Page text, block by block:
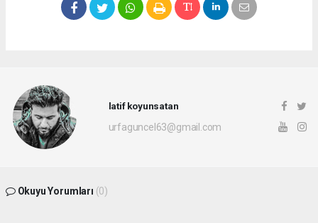
latif koyunsatan
urfaguncel63@gmail.com
Okuyu Yorumları (0)